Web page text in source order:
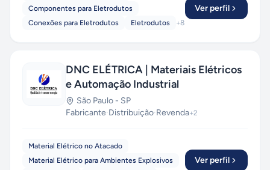
Componentes para Eletrodutos
Conexões para Eletrodutos
Eletrodutos +8
Ver perfil
DNC ELÉTRICA | Materiais Elétricos
e Automação Industrial
São Paulo - SP
Fabricante·Distribuição·Revenda+2
Material Elétrico no Atacado
Material Elétrico para Ambientes Explosivos
Ver perfil